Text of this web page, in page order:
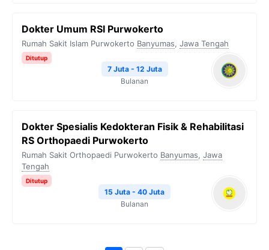
Dokter Umum RSI Purwokerto
Rumah Sakit Islam Purwokerto Banyumas, Jawa Tengah
Ditutup
7 Juta - 12 Juta
Bulanan
Dokter Spesialis Kedokteran Fisik & Rehabilitasi
RS Orthopaedi Purwokerto
Rumah Sakit Orthopaedi Purwokerto Banyumas, Jawa
Tengah
Ditutup
15 Juta - 40 Juta
Bulanan